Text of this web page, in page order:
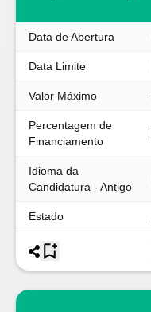
Data de Abertura
Data Limite
Valor Máximo
Percentagem de
Financiamento
Idioma da
Candidatura - Antigo
Estado